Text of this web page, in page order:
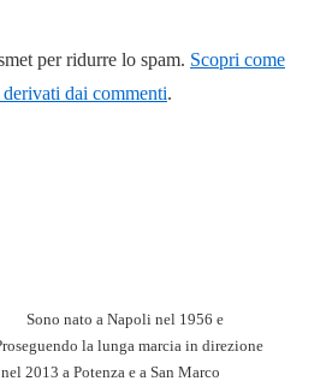
per ridurre lo spam. Scopri come
dai commenti.
Sono nato a Napoli nel 1956 e
la lunga marcia in direzione
2013 a Potenza e a San Marco